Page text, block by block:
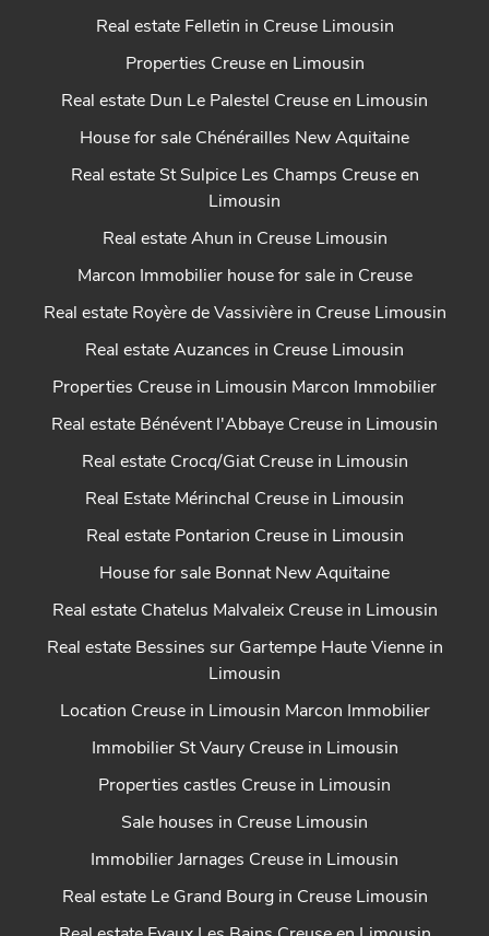
Real estate Felletin in Creuse Limousin
Properties Creuse en Limousin
Real estate Dun Le Palestel Creuse en Limousin
House for sale Chénérailles New Aquitaine
Real estate St Sulpice Les Champs Creuse en
Limousin
Real estate Ahun in Creuse Limousin
Marcon Immobilier house for sale in Creuse
Real estate Royère de Vassivière in Creuse Limousin
Real estate Auzances in Creuse Limousin
Properties Creuse in Limousin Marcon Immobilier
Real estate Bénévent l'Abbaye Creuse in Limousin
Real estate Crocq/Giat Creuse in Limousin
Real Estate Mérinchal Creuse in Limousin
Real estate Pontarion Creuse in Limousin
House for sale Bonnat New Aquitaine
Real estate Chatelus Malvaleix Creuse in Limousin
Real estate Bessines sur Gartempe Haute Vienne in
Limousin
Location Creuse in Limousin Marcon Immobilier
Immobilier St Vaury Creuse in Limousin
Properties castles Creuse in Limousin
Sale houses in Creuse Limousin
Immobilier Jarnages Creuse in Limousin
Real estate Le Grand Bourg in Creuse Limousin